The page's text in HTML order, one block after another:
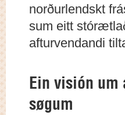
norðurlendskt
sum eitt
afturvendandi
Ein visión
søgum